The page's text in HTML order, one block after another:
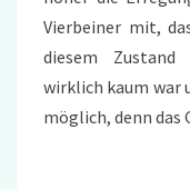
Vierbeiner mit,
diesem
wirklich kaum war
möglich, denn